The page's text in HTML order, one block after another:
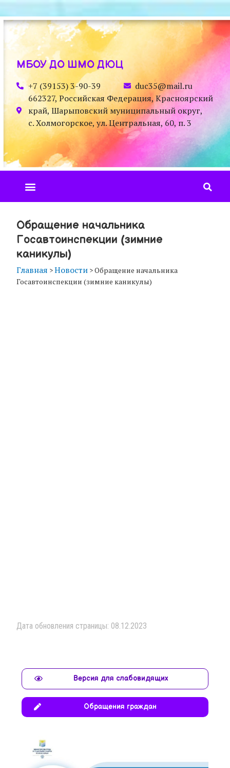
МБОУ ДО ШМО ДЮЦ
+7 (39153) 3-90-39
duc35@mail.ru
662327, Российская Федерация, Красноярский
край, Шарыповский муниципальный округ,
с. Холмогорское, ул. Центральная, 60, п. 3
Обращение начальника
Госавтоинспекции (зимние
каникулы)
Главная >Новости >Обращение начальника
Госавтоинспекции (зимние каникулы)
Дата обновления страницы: 08.12.2023
Версия для слабовидящих
Обращения граждан